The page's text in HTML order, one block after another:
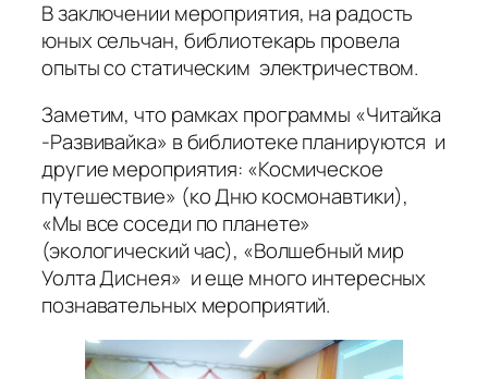
В заключении мероприятия, на радость
юных сельчан, библиотекарь провела
опыты со статическим электричеством.
Заметим, что рамках программы «Читайка
-Развивайка» в библиотеке планируются и
другие мероприятия: «Космическое
путешествие» (ко Дню космонавтики),
«Мы все соседи по планете»
(экологический час), «Волшебный мир
Уолта Диснея» и еще много интересных
познавательных мероприятий.